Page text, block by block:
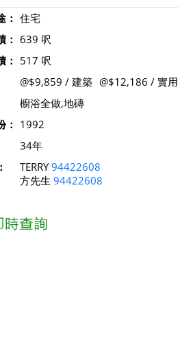
： 住宅
： 639 呎
： 517 呎
@$9,859 / 建築 @$12,186 / 實用
櫥浴全做,地磚
：
1992
34年
TERRY94422608
方先生 94422608